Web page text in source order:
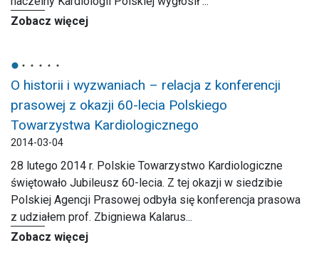
Zobacz więcej
O historii i wyzwaniach – relacja z konferencji
prasowej z okazji 60-lecia Polskiego
Towarzystwa Kardiologicznego
2014-03-04
28 lutego 2014 r. Polskie Towarzystwo Kardiologiczne
świętowało Jubileusz 60-lecia. Z tej okazji w siedzibie
Polskiej Agencji Prasowej odbyła się konferencja prasowa
z udziałem prof. Zbigniewa Kalarus...
Zobacz więcej